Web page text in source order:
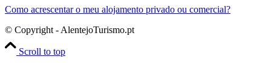
Como acrescentar o meu alojamento privado ou comercial?
© Copyright - AlentejoTurismo.pt
Scroll to top